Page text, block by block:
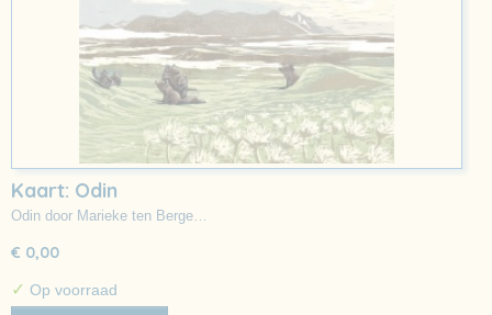
Kaart: Odin
Odin door Marieke ten Berge…
€ 0,00
✓ Op voorraad